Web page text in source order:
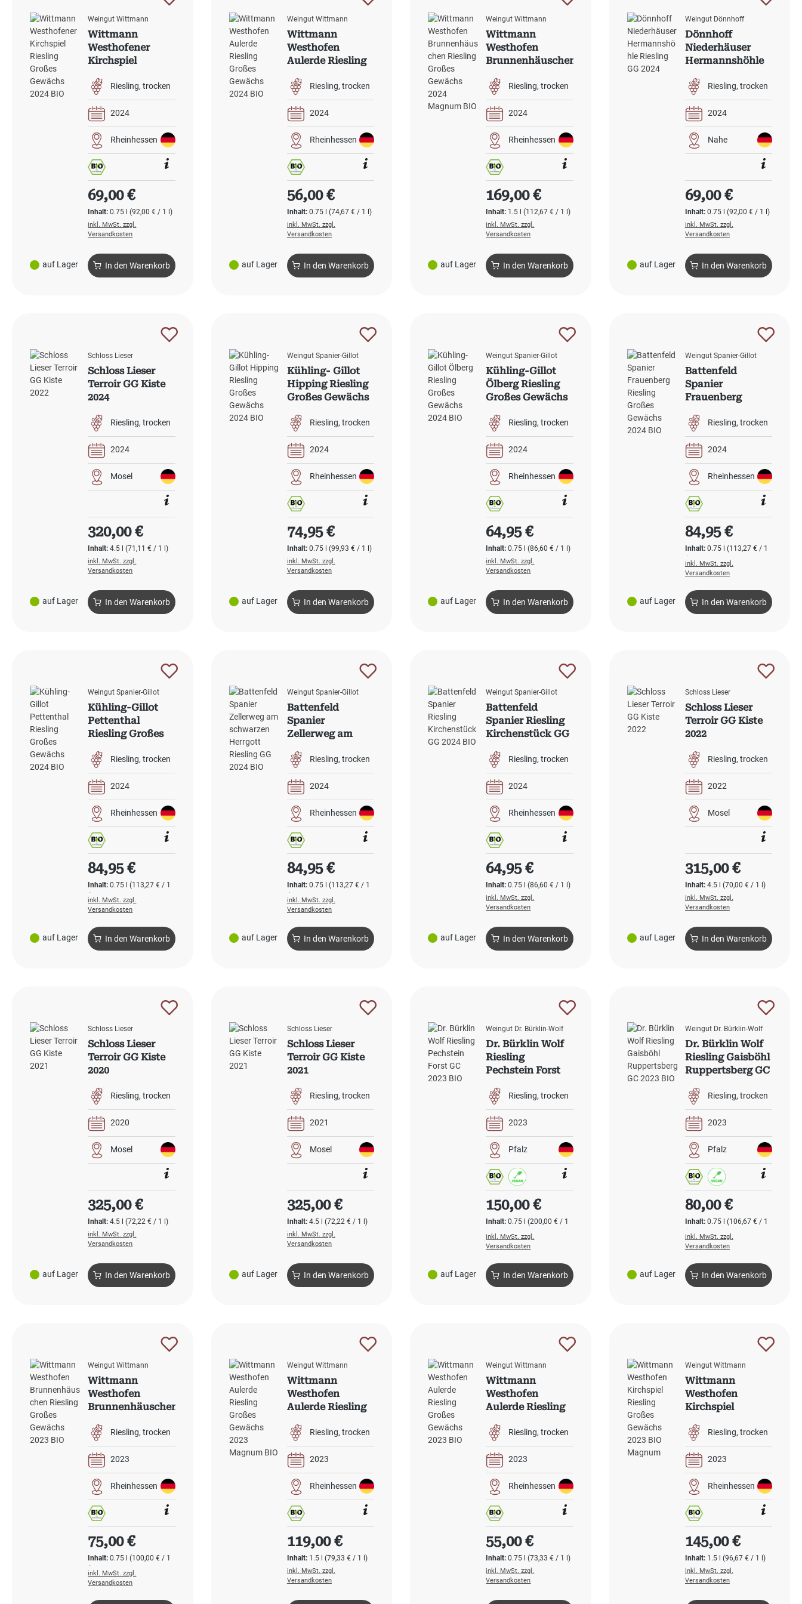
auf Lager
Weingut Wittmann
Wittmann
Westhofener
Kirchspiel
Gewächs 2024
BIO
Riesling trocken
2024
Rheinhessen
Inhalt:0.75 l(92,00 € / 1 l)
Regulärer Preis:
69,00 €
inkl. MwSt. zzgl.
Versandkosten
In den Warenkorb auf Lager
Weingut Wittmann
Wittmann
Westhofen
Aulerde Riesling
2024 BIO
Riesling trocken
2024
Rheinhessen
Inhalt: 0.75 l (74,67 € / 1 l)
Regulärer Preis:
56,00 €
inkl. MwSt. zzgl.
Versandkosten
In den Warenkorb auf Lager
Weingut Wittmann
Wittmann
Westhofen
Brunnenhäuschen
Gewächs 2024
Magnum BIO
Riesling trocken
2024
Rheinhessen
Inhalt: 1.5 l(112,67 € / 1 l)
Regulärer Preis:
169,00 €
inkl. MwSt. zzgl.
Versandkosten
In den Warenkorb auf Lager
Weingut Dönnhoff
Dönnhoff
Niederhäuser
Hermannshöhle
Riesling trocken
2024
Nahe
Inhalt: 0.75 l (92,00 € / 1 l)
Regulärer Preis:
69,00 €
inkl. MwSt. zzgl.
Versandkosten
In den Warenkorb
auf Lager
Schloss Lieser
Schloss Lieser
Terroir GG Kiste
2024
Riesling trocken
2024
Mosel
Inhalt:4.5 l(71,11 € / 1 l)
Regulärer Preis:
320,00 €
inkl. MwSt. zzgl.
Versandkosten
In den Warenkorb auf Lager
Weingut Spanier-Gillot
Kühling- Gillot
Hipping Riesling
Großes Gewächs
Riesling trocken
2024
Rheinhessen
Inhalt: 0.75 l (99,93 € / 1 l)
Regulärer Preis:
74,95 €
inkl. MwSt. zzgl.
Versandkosten
In den Warenkorb auf Lager
Weingut Spanier-Gillot
Kühling-Gillot
Ölberg Riesling
Großes Gewächs
Riesling trocken
2024
Rheinhessen
Inhalt:0.75 l(86,60 € / 1 l)
Regulärer Preis:
64,95 €
inkl. MwSt. zzgl.
Versandkosten
In den Warenkorb auf Lager
Weingut Spanier-Gillot
Battenfeld
Spanier
Frauenberg
Gewächs 2024
BIO
Riesling trocken
2024
Rheinhessen
Inhalt: 0.75 l (113,27 € / 1
l)
Regulärer Preis:
84,95 €
inkl. MwSt. zzgl.
Versandkosten
In den Warenkorb
auf Lager
Weingut Spanier-Gillot
Kühling-Gillot
Pettenthal
Riesling Großes
BIO
Riesling trocken
2024
Rheinhessen
Inhalt:0.75 l(113,27 € / 1
l)
Regulärer Preis:
84,95 €
inkl. MwSt. zzgl.
Versandkosten
In den Warenkorb auf Lager
Weingut Spanier-Gillot
Battenfeld
Spanier
Zellerweg am
Herrgott Riesling
GG 2024 BIO
Riesling trocken
2024
Rheinhessen
Inhalt: 0.75 l (113,27 € / 1
l)
Regulärer Preis:
84,95 €
inkl. MwSt. zzgl.
Versandkosten
In den Warenkorb auf Lager
Weingut Spanier-Gillot
Battenfeld
Spanier Riesling
Kirchenstück GG
Riesling trocken
2024
Rheinhessen
Inhalt:0.75 l(86,60 € / 1 l)
Regulärer Preis:
64,95 €
inkl. MwSt. zzgl.
Versandkosten
In den Warenkorb auf Lager
Schloss Lieser
Schloss Lieser
Terroir GG Kiste
2022
Riesling trocken
2022
Mosel
Inhalt: 4.5 l (70,00 € / 1 l)
Regulärer Preis:
315,00 €
inkl. MwSt. zzgl.
Versandkosten
In den Warenkorb
auf Lager
Schloss Lieser
Schloss Lieser
Terroir GG Kiste
2020
Riesling trocken
2020
Mosel
Inhalt:4.5 l(72,22 € / 1 l)
Regulärer Preis:
325,00 €
inkl. MwSt. zzgl.
Versandkosten
In den Warenkorb auf Lager
Schloss Lieser
Schloss Lieser
Terroir GG Kiste
2021
Riesling trocken
2021
Mosel
Inhalt: 4.5 l (72,22 € / 1 l)
Regulärer Preis:
325,00 €
inkl. MwSt. zzgl.
Versandkosten
In den Warenkorb auf Lager
Weingut Dr. Bürklin-Wolf
Dr. Bürklin Wolf
Riesling
Pechstein Forst
Riesling trocken
2023
Pfalz
Inhalt:0.75 l(200,00 € / 1
l)
Regulärer Preis:
150,00 €
inkl. MwSt. zzgl.
Versandkosten
In den Warenkorb auf Lager
Weingut Dr. Bürklin-Wolf
Dr. Bürklin Wolf
Riesling Gaisböhl
Ruppertsberg GC
Riesling trocken
2023
Pfalz
Inhalt: 0.75 l (106,67 € / 1
l)
Regulärer Preis:
80,00 €
inkl. MwSt. zzgl.
Versandkosten
In den Warenkorb
Weingut Wittmann
Wittmann
Westhofen
Brunnenhäuschen
Gewächs 2023 BIO
Riesling trocken
2023
Rheinhessen
Inhalt:0.75 l(100,00 € / 1
l)
Regulärer Preis:
75,00 €
inkl. MwSt. zzgl.
Versandkosten
Weingut Wittmann
Wittmann
Westhofen
Aulerde Riesling
2023 Magnum
BIO
Riesling trocken
2023
Rheinhessen
Inhalt: 1.5 l (79,33 € / 1 l)
Regulärer Preis:
119,00 €
inkl. MwSt. zzgl.
Versandkosten
Weingut Wittmann
Wittmann
Westhofen
Aulerde Riesling
2023 BIO
Riesling trocken
2023
Rheinhessen
Inhalt:0.75 l(73,33 € / 1 l)
Regulärer Preis:
55,00 €
inkl. MwSt. zzgl.
Versandkosten
Weingut Wittmann
Wittmann
Westhofen
Kirchspiel
Gewächs 2023
Magnum BIO
Riesling trocken
2023
Rheinhessen
Inhalt: 1.5 l (96,67 € / 1 l)
Regulärer Preis:
145,00 €
inkl. MwSt. zzgl.
Versandkosten